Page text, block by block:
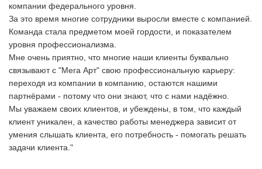
компании федерального уровня.
За это время многие сотрудники выросли вместе с компанией.
Команда стала предметом моей гордости, и показателем
уровня профессионализма.
Мне очень приятно, что многие наши клиенты буквально
связывают с "Мега Арт" свою профессиональную карьеру:
переходя из компании в компанию, остаются нашими
партнёрами - потому что они знают, что с нами надёжно.
Мы уважаем своих клиентов, и убеждены, в том, что каждый
клиент уникален, а качество работы менеджера зависит от
умения слышать клиента, его потребность - помогать решать
задачи клиента."